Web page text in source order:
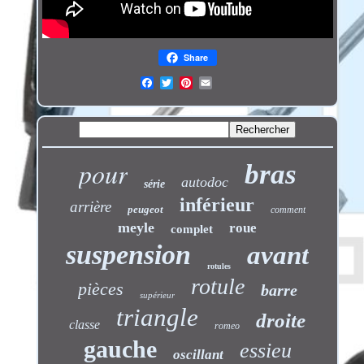
Share
pour série autodoc bras
arrière peugeot inférieur comment
meyle complet roue
suspension rotules avant
pièces supérieur rotule barre
classe triangle romeo droite
gauche oscillant essieu